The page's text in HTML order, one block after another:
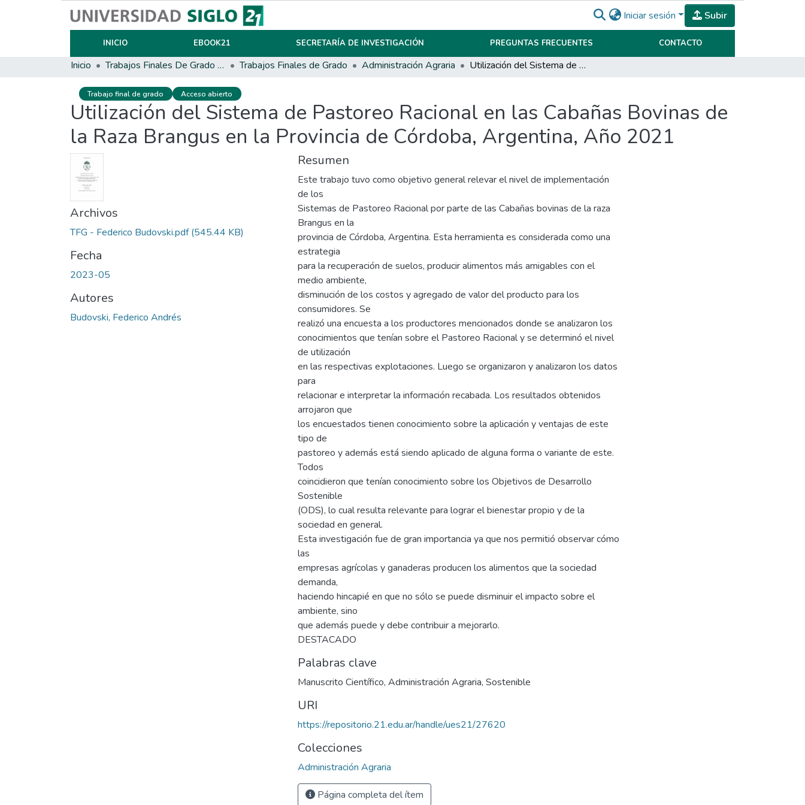
Iniciar sesión Subir
INICIO EBOOK21 SECRETARÍA DE INVESTIGACIÓN PREGUNTAS FRECUENTES CONTACTO
Inicio Trabajos Finales De Grado Y Posgrado Trabajos Finales de Grado Administración Agraria Utilización del Sistema de Pastoreo Racional en las Cabañas Bovinas de la Raza Brangus en la Provincia de Córdoba, Argentina, Año 2021
Trabajo final de grado Acceso abierto
Utilización del Sistema de Pastoreo Racional en las Cabañas Bovinas de
la Raza Brangus en la Provincia de Córdoba, Argentina, Año 2021
Archivos
TFG - Federico Budovski.pdf(545.44 KB)
Fecha
2023-05
Autores
Budovski, Federico Andrés
Resumen
Este trabajo tuvo como objetivo general relevar el nivel de implementación
de los
Sistemas de Pastoreo Racional por parte de las Cabañas bovinas de la raza
Brangus en la
provincia de Córdoba, Argentina. Esta herramienta es considerada como una
estrategia
para la recuperación de suelos, producir alimentos más amigables con el
medio ambiente,
disminución de los costos y agregado de valor del producto para los
consumidores. Se
realizó una encuesta a los productores mencionados donde se analizaron los
conocimientos que tenían sobre el Pastoreo Racional y se determinó el nivel
de utilización
en las respectivas explotaciones. Luego se organizaron y analizaron los datos
para
relacionar e interpretar la información recabada. Los resultados obtenidos
arrojaron que
los encuestados tienen conocimiento sobre la aplicación y ventajas de este
tipo de
pastoreo y además está siendo aplicado de alguna forma o variante de este.
Todos
coincidieron que tenían conocimiento sobre los Objetivos de Desarrollo
Sostenible
(ODS), lo cual resulta relevante para lograr el bienestar propio y de la
sociedad en general.
Esta investigación fue de gran importancia ya que nos permitió observar cómo
las
empresas agrícolas y ganaderas producen los alimentos que la sociedad
demanda,
haciendo hincapié en que no sólo se puede disminuir el impacto sobre el
ambiente, sino
que además puede y debe contribuir a mejorarlo.
DESTACADO
Palabras clave
Manuscrito Científico, Administración Agraria, Sostenible
URI
https://repositorio.21.edu.ar/handle/ues21/27620
Colecciones
Administración Agraria
Página completa del ítem